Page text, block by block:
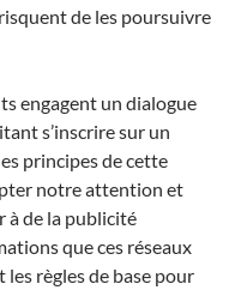
de les poursuivre
engagent un dialogue
s’inscrire sur un
principes de cette
notre attention et
à de la publicité
que ces réseaux
règles de base pour